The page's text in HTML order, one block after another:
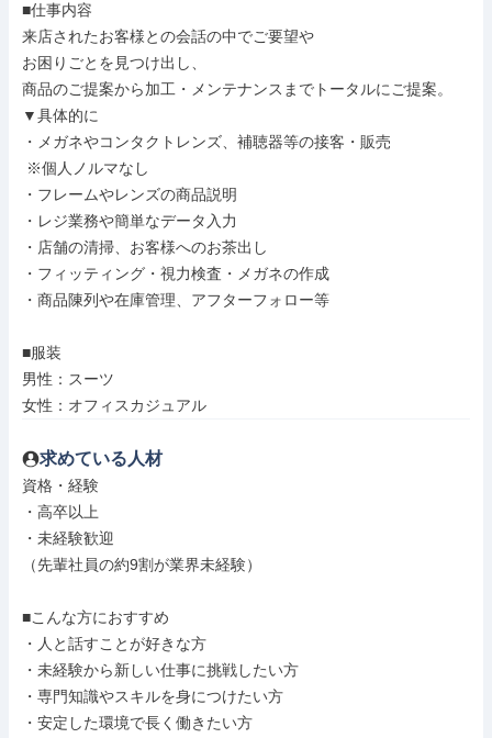
■仕事内容
来店されたお客様との会話の中でご要望や
お困りごとを見つけ出し、
商品のご提案から加工・メンテナンスまでトータルにご提案。
▼具体的に
・メガネやコンタクトレンズ、補聴器等の接客・販売
・フレームやレンズの商品説明
・レジ業務や簡単なデータ入力
・店舗の清掃、お客様へのお茶出し
・フィッティング・視力検査・メガネの作成
・商品陳列や在庫管理、アフターフォロー等
■服装
男性：スーツ
女性：オフィスカジュアル
求めている人材
資格・経験
・高卒以上
・未経験歓迎
（先輩社員の約9割が業界未経験）
■こんな方におすすめ
・人と話すことが好きな方
・未経験から新しい仕事に挑戦したい方
・専門知識やスキルを身につけたい方
・安定した環境で長く働きたい方